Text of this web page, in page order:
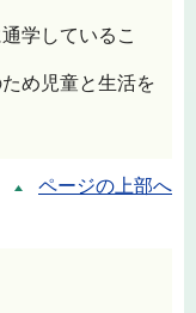
学しているこ
め児童と生活を
ページの上部へ